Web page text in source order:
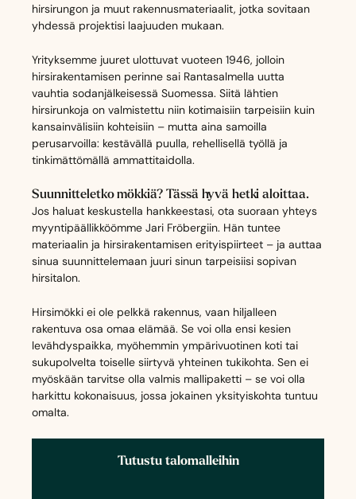
hirsirungon ja muut rakennusmateriaalit, jotka sovitaan
yhdessä projektisi laajuuden mukaan.
Yrityksemme juuret ulottuvat vuoteen 1946, jolloin
hirsirakentamisen perinne sai Rantasalmella uutta
vauhtia sodanjälkeisessä Suomessa. Siitä lähtien
hirsirunkoja on valmistettu niin kotimaisiin tarpeisiin kuin
kansainvälisiin kohteisiin – mutta aina samoilla
perusarvoilla: kestävällä puulla, rehellisellä työllä ja
tinkimättömällä ammattitaidolla.
Suunnitteletko mökkiä? Tässä hyvä hetki aloittaa.
Jos haluat keskustella hankkeestasi, ota suoraan yhteys
myyntipäällikköömme Jari Fröbergiin. Hän tuntee
materiaalin ja hirsirakentamisen erityispiirteet – ja auttaa
sinua suunnittelemaan juuri sinun tarpeisiisi sopivan
hirsitalon.
Hirsimökki ei ole pelkkä rakennus, vaan hiljalleen
rakentuva osa omaa elämää. Se voi olla ensi kesien
levähdyspaikka, myöhemmin ympärivuotinen koti tai
sukupolvelta toiselle siirtyvä yhteinen tukikohta. Sen ei
myöskään tarvitse olla valmis mallipaketti – se voi olla
harkittu kokonaisuus, jossa jokainen yksityiskohta tuntuu
omalta.
Tutustu talomalleihin